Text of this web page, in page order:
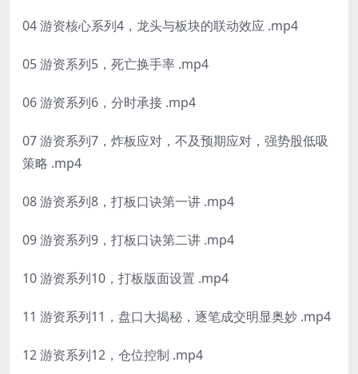
04 游资核心系列4，龙头与板块的联动效应 .mp4
05 游资系列5，死亡换手率 .mp4
06 游资系列6，分时承接 .mp4
07 游资系列7，炸板应对，不及预期应对，强势股低吸
策略 .mp4
08 游资系列8，打板口诀第一讲 .mp4
09 游资系列9，打板口诀第二讲 .mp4
10 游资系列10，打板版面设置 .mp4
11 游资系列11，盘口大揭秘，逐笔成交明显奥妙 .mp4
12 游资系列12，仓位控制 .mp4